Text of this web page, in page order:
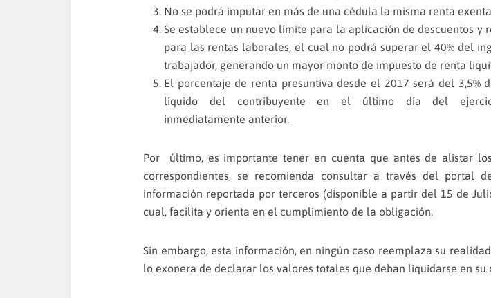
No se podrá imputar en más de una cédula la misma renta
Se establece un nuevo límite para la aplicación de descuentos y
para las rentas laborales, el cual no podrá superar el 40% del
trabajador, generando un mayor monto de impuesto de renta
El porcentaje de renta presuntiva desde el 2017 será del 3,5%
líquido del contribuyente en el último día del
inmediatamente anterior.
Por último, es importante tener en cuenta que antes de alistar
correspondientes, se recomienda consultar a través del portal
información reportada por terceros (disponible a partir del 15 de
cual, facilita y orienta en el cumplimiento de la obligación.
Sin embargo, esta información, en ningún caso reemplaza su
lo exonera de declarar los valores totales que deban liquidarse en su